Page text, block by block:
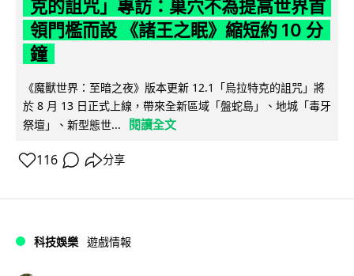
克的詛咒」專訪：巢穴不為提高世界首
領門檻而設 《諸王之眠》縮短約 10 分
鐘
《魔獸世界：至暗之夜》版本更新 12.1「烏拉特克的詛咒」將
於 8 月 13 日正式上線，帶來全新區域「盤蛇島」、地城「毒牙
祭壇」、新型態世...
閱讀全文
116 分享
科技娛樂 遊戲情報